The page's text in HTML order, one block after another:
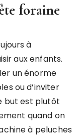
foraine
à
aux enfants.
un énorme
ou d’inviter
but est plutôt
quand on
à peluches